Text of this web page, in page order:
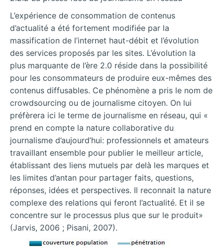
L’expérience de consommation de contenus
d’actualité a été fortement modifiée par la
massification de l’internet haut-débit et l’évolution
des services proposés par les sites. L’évolution la
plus marquante de l’ère 2.0 réside dans la possibilité
pour les consommateurs de produire eux-mêmes des
contenus diffusables. Ce phénomène a pris le nom de
crowdsourcing ou de journalisme citoyen. On lui
préfèrera ici le terme de journalisme en réseau, qui «
prend en compte la nature collaborative du
journalisme d’aujourd’hui: professionnels et amateurs
travaillant ensemble pour publier le meilleur article,
établissant des liens mutuels par delà les marques et
les limites d’antan pour partager faits, questions,
réponses, idées et perspectives. Il reconnait la nature
complexe des relations qui feront l’actualité. Et il se
concentre sur le processus plus que sur le produit»
(Jarvis, 2006 ; Pisani, 2007).